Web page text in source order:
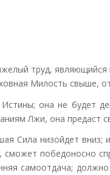
труд,
Милость свыше,
она не будет
Лжи, она предаст
Сила низойдет вниз;
победоносно
самоотдача;